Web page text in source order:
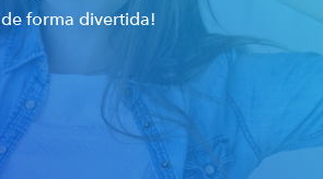
de forma divertida!